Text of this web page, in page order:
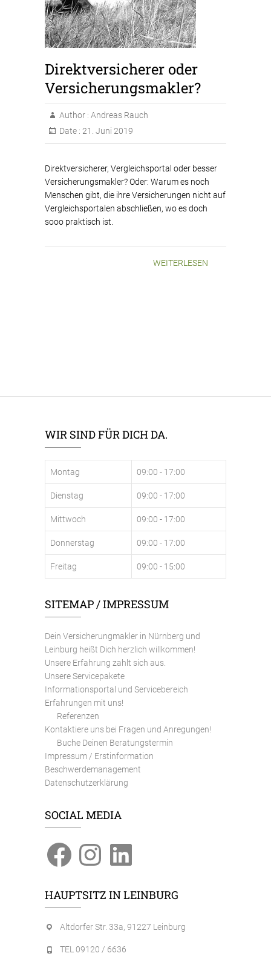
Direktversicherer oder
Versicherungsmakler?
Author : Andreas Rauch
Date : 21. Juni 2019
Direktversicherer, Vergleichsportal oder besser
Versicherungsmakler? Oder: Warum es noch
Menschen gibt, die ihre Versicherungen nicht auf
Vergleichsportalen abschließen, wo es doch
sooo praktisch ist.
WEITERLESEN
WIR SIND FÜR DICH DA.
Montag 09:00 - 17:00
Dienstag 09:00 - 17:00
Mittwoch 09:00 - 17:00
Donnerstag 09:00 - 17:00
Freitag 09:00 - 15:00
SITEMAP / IMPRESSUM
Dein Versicherungmakler in Nürnberg und
Leinburg heißt Dich herzlich willkommen!
Unsere Erfahrung zahlt sich aus.
Unsere Servicepakete
Informationsportal und Servicebereich
Erfahrungen mit uns!
Referenzen
Kontaktiere uns bei Fragen und Anregungen!
Buche Deinen Beratungstermin
Impressum / Erstinformation
Beschwerdemanagement
Datenschutzerklärung
SOCIAL MEDIA
FacebookInstagramLinkedIn
HAUPTSITZ IN LEINBURG
Altdorfer Str. 33a, 91227 Leinburg
TEL 09120 / 6636